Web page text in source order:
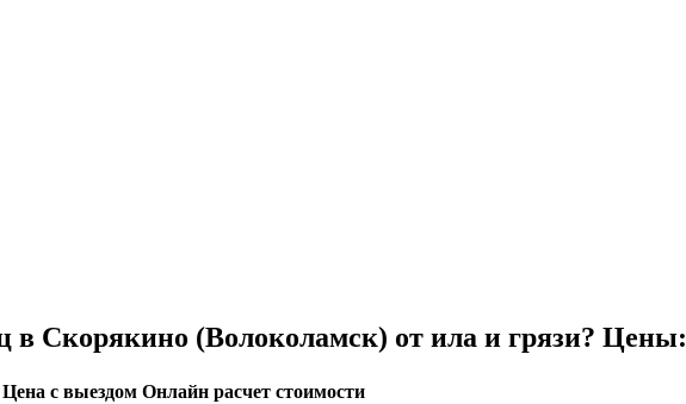
в Скорякино (Волоколамск) от ила и грязи? Цены:
Цена с выездом Онлайн расчет стоимости